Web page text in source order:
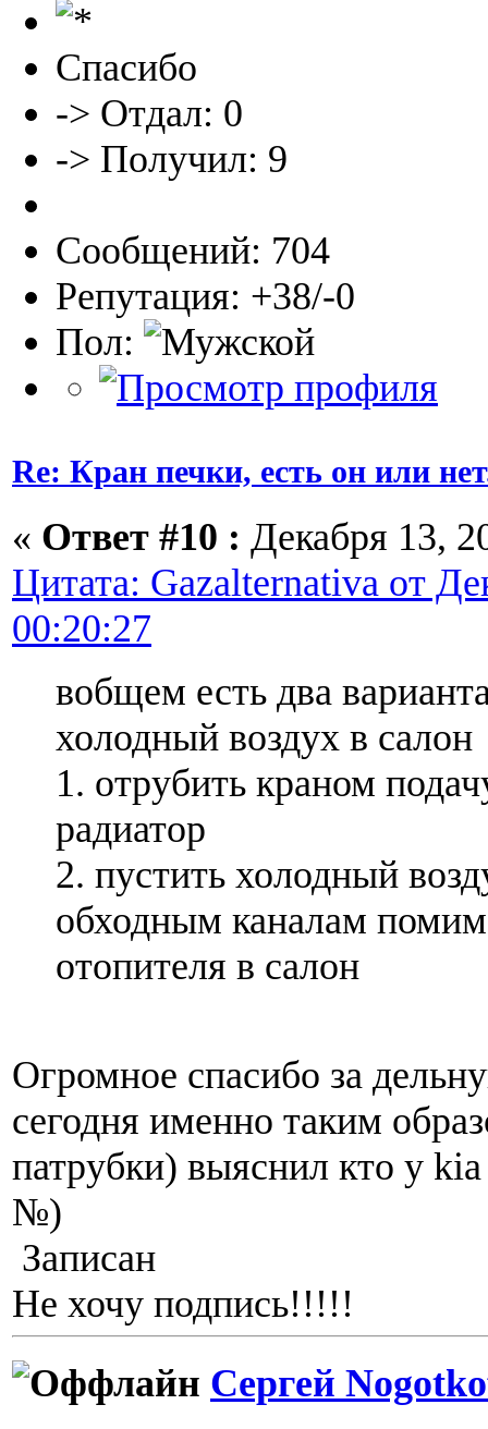
Спасибо
-> Отдал: 0
-> Получил: 9
Сообщений: 704
Репутация: +38/-0
Пол:
Re: Кран печки, есть он или
« Ответ #10 : Декабря 13,
Цитата: Gazalternativa от
00:20:27
вобщем есть два
холодный воздух в салон
1. отрубить краном
радиатор
2. пустить холодный
обходным каналам
отопителя в салон
Огромное спасибо за
сегодня именно таким
патрубки) выяснил кто у
№)
Записан
Не хочу подпись!!!!!
Сергей